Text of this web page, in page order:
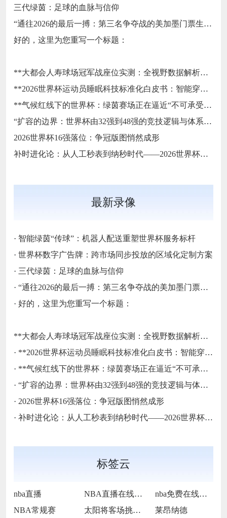
三代绿茵：足球的血脉与信仰
“通往2026的最后一搏：第三名争夺战的美加墨门票生死局”
好的，这里为您重写一个标题：
**大都会人寿球场冠军战座位实测：全视野数据解析与等级精准评估**
**2026世界杯运动员睡眠科技标准化白皮书：智能穿戴监测标准与认证体系框架**
**气候红线下的世界杯：绿茵赛场正在逼近“不可承受之热”**
“扩容的边界：世界杯由32强到48强的竞技逻辑与体系重塑”
2026世界杯16强落位：争冠版图悄然成形
补时进化论：从人工秒表到纳秒时代——2026世界杯计时规则展望
最新录像
· 智能绿茵“传球”：机器人配送重塑世界杯服务标杆
· 世界杯数字广告牌：跨市场同步投放的区域化定制方案
· 三代绿茵：足球的血脉与信仰
· “通往2026的最后一搏：第三名争夺战的美加墨门票生死局”
· 好的，这里为您重写一个标题：
**大都会人寿球场冠军战座位实测：全视野数据解析与等级精准评估**
· **2026世界杯运动员睡眠科技标准化白皮书：智能穿戴监测标准与认证体系框架**
· **气候红线下的世界杯：绿茵赛场正在逼近“不可承受之热”**
· “扩容的边界：世界杯由32强到48强的竞技逻辑与体系重塑”
· 2026世界杯16强落位：争冠版图悄然成形
· 补时进化论：从人工秒表到纳秒时代——2026世界杯计时规则展望
标签云
nba直播 NBA直播在线观看
nba免费在线高清直播
NBA常规赛
太阳将客场挑战步行者 莱昂纳德